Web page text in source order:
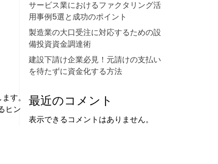
す。
ヒン
サービス業におけるファクタリング活
用事例5選と成功のポイント
製造業の大口受注に対応するための設
備投資資金調達術
建設下請け企業必見！元請けの支払い
を待たずに資金化する方法
最近のコメント
表示できるコメントはありません。